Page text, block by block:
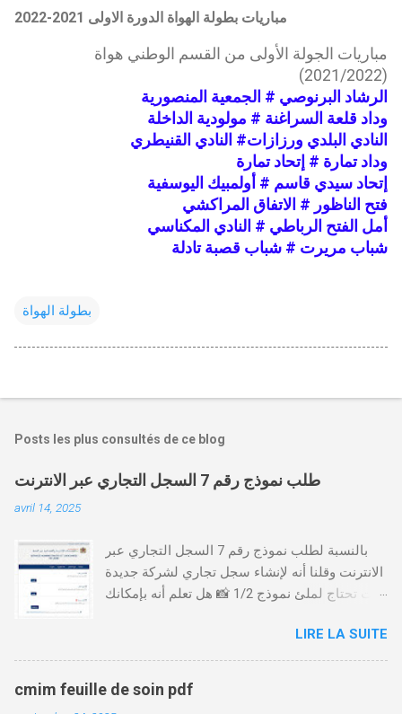
مباريات بطولة الهواة الدورة الاولى 2021-2022
مباريات الجولة الأولى من القسم الوطني هواة
(2021/2022)
الرشاد البرنوصي # الجمعية المنصورية
وداد قلعة السراغنة # مولودية الداخلة
النادي البلدي ورزازات# النادي القنيطري
وداد تمارة # إتحاد تمارة
إتحاد سيدي قاسم # أولمبيك اليوسفية
فتح الناظور # الاتفاق المراكشي
أمل الفتح الرباطي # النادي المكناسي
شباب مريرت # شباب قصبة تادلة
بطولة الهواة
Posts les plus consultés de ce blog
طلب نموذج رقم 7 السجل التجاري عبر الانترنت
avril 14, 2025
بالنسبة لطلب نموذج رقم 7 السجل التجاري عبر
الانترنت وقلنا أنه لإنشاء سجل تجاري لشركة جديدة
أنت تحتاج لملئ نموذج 1/2 📸 هل تعلم أنه بإمكانك
من خلال الموقع التابع لوزارة العدل، بدون الحاجة
للتنقل للمحكمة التجارية
https://servicesenligne.justice.gov.ma كيفية
طلب النموذجين 7 و 9 من الإنترنت في المغرب .
LIRE LA SUITE
cmim feuille de soin pdf